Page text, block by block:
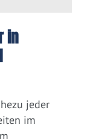
in
jeder
im